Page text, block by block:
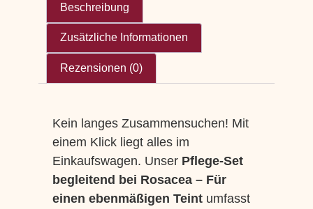
Beschreibung
Zusätzliche Informationen
Rezensionen (0)
Kein langes Zusammensuchen! Mit
einem Klick liegt alles im
Einkaufswagen. Unser Pflege-Set
begleitend bei Rosacea – Für
einen ebenmäßigen Teint umfasst